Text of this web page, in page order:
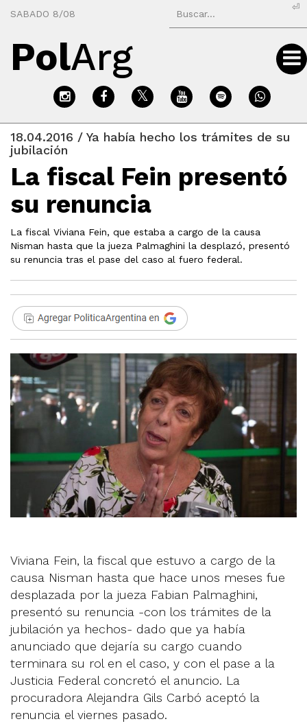
SABADO 8/08
⏎
PolArg
18.04.2016 / Ya había hecho los trámites de su
jubilación
La fiscal Fein presentó
su renuncia
La fiscal Viviana Fein, que estaba a cargo de la causa
Nisman hasta que la jueza Palmaghini la desplazó, presentó
su renuncia tras el pase del caso al fuero federal.
Viviana Fein, la fiscal que estuvo a cargo de la
causa Nisman hasta que hace unos meses fue
desplazada por la jueza Fabian Palmaghini,
presentó su renuncia -con los trámites de la
jubilación ya hechos- dado que ya había
anunciado que dejaría su cargo cuando
terminara su rol en el caso, y con el pase a la
Justicia Federal concretó el anuncio. La
procuradora Alejandra Gils Carbó aceptó la
renuncia el viernes pasado.